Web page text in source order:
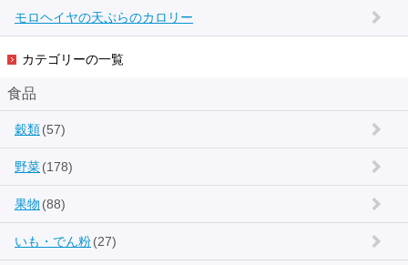
モロヘイヤの天ぷらのカロリー
カテゴリーの一覧
食品
穀類(57)
野菜(178)
果物 (88)
いも・でん粉(27)